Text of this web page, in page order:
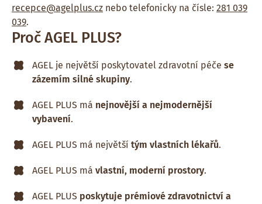
recepce@agelplus.cz nebo telefonicky na čísle: 281 039
039.
Proč AGEL PLUS?
AGEL je největší poskytovatel zdravotní péče se
zázemím silné skupiny.
AGEL PLUS má nejnovější a nejmodernější
vybavení.
AGEL PLUS má největší tým vlastních lékařů.
AGEL PLUS má vlastní, moderní prostory.
AGEL PLUS poskytuje prémiové zdravotnictví a